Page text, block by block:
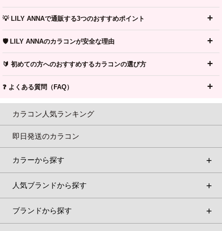
💡 LILY ANNAで通販する3つのおすすめポイント
🛡️ LILY ANNAのカラコンが安全な理由
🔰 初めての方へのおすすめするカラコンの選び方
❓ よくある質問（FAQ）
カラコン人気ランキング
即日発送のカラコン
カラーから探す
人気ブランドから探す
ブランドから探す